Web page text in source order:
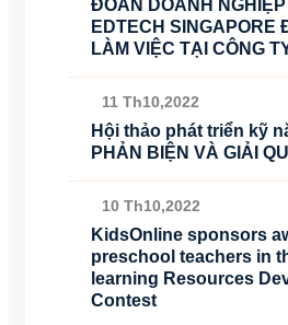
ĐOÀN DOANH
EDTECH SINGAPORE
LÀM VIỆC TẠI CÔNG
11 Th10,2022
Hội thảo phát triển kỹ
PHẢN BIỆN VÀ GIẢI
10 Th10,2022
KidsOnline sponsors
preschool teachers in
learning Resources
Contest